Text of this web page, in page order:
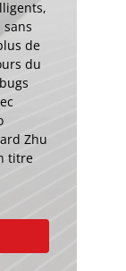
de
du
Zhu
titre